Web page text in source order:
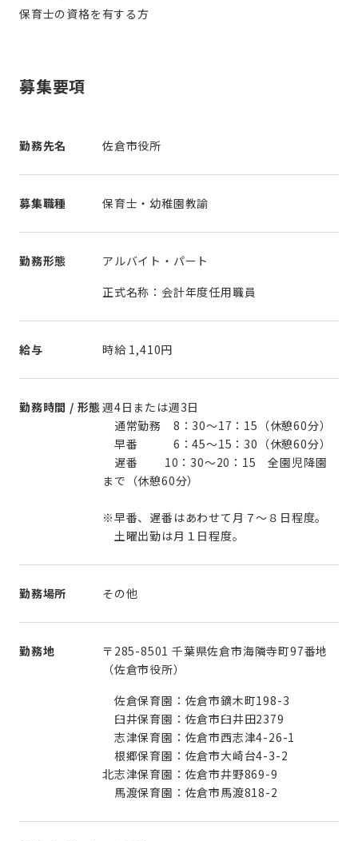
保育士の資格を有する方
募集要項
勤務先名 佐倉市役所
募集職種 保育士・幼稚園教諭
勤務形態
アルバイト・パート
正式名称：会計年度任用職員
給与 時給 1,410円
勤務時間 / 形態週4日または週3日
通常勤務 8：30～17：15（休憩60分）
早番 6：45～15：30（休憩60分）
遅番 10：30～20：15 全園児降園
まで（休憩60分）
※早番、遅番はあわせて月７～８日程度。
勤務場所 その他
勤務地
〒285-8501 千葉県佐倉市海隣寺町97番地
（佐倉市役所）
佐倉保育園：佐倉市鏑木町198-3
臼井保育園：佐倉市臼井田2379
志津保育園：佐倉市西志津4-26-1
根郷保育園：佐倉市大崎台4-3-2
北志津保育園：佐倉市井野869-9
馬渡保育園：佐倉市馬渡818-2